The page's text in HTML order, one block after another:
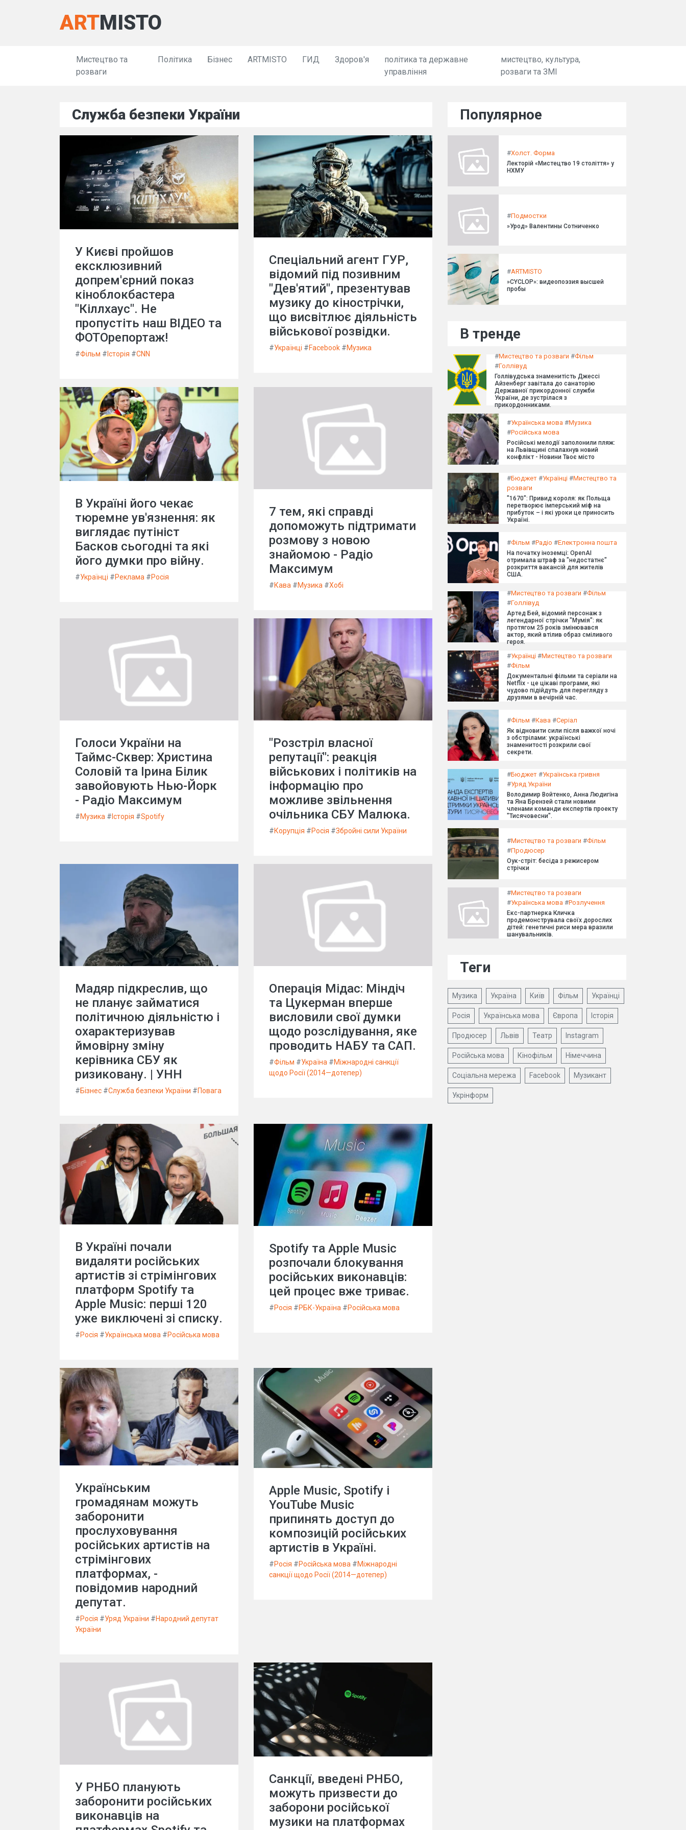
ARTMISTO
Мистецтво та
розваги
Політика Бізнес ARTMISTO ГИД Здоров'я
політика та державне
управління
мистецтво, культура,
розваги та ЗМІ
Служба безпеки України
У Києві пройшов
ексклюзивний
допрем'єрний показ
кіноблокбастера
"Кіллхаус". Не
пропустіть наш ВІДЕО та
ФОТОрепортаж!
#Фільм # Історія #CNN
Спеціальний агент ГУР,
відомий під позивним
"Дев'ятий", презентував
музику до кінострічки,
що висвітлює діяльність
військової розвідки.
#Українці #Facebook #Музика
В Україні його чекає
тюремне ув'язнення: як
виглядає путініст
Басков сьогодні та які
його думки про війну.
#Українці #Реклама #Росія
7 тем, які справді
допоможуть підтримати
розмову з новою
знайомою - Радіо
Максимум
#Кава #Музика #Хобі
Голоси України на
Таймс-Сквер: Христина
Соловій та Ірина Білик
завойовують Нью-Йорк
- Радіо Максимум
#Музика # Історія #Spotify
"Розстріл власної
репутації": реакція
військових і політиків на
інформацію про
можливе звільнення
очільника СБУ Малюка.
#Корупція #Росія #Збройні сили України
Мадяр підкреслив, що
не планує займатися
політичною діяльністю і
охарактеризував
ймовірну зміну
керівника СБУ як
ризиковану. | УНН
#Бізнес #Служба безпеки України #Повага
Операція Мідас: Міндіч
та Цукерман вперше
висловили свої думки
щодо розслідування, яке
проводить НАБУ та САП.
#Фільм #Україна #Міжнародні санкції
щодо Росії (2014—дотепер)
В Україні почали
видаляти російських
артистів зі стрімінгових
платформ Spotify та
Apple Music: перші 120
уже виключені зі списку.
#Росія #Українська мова #Російська мова
Spotify та Apple Music
розпочали блокування
російських виконавців:
цей процес вже триває.
#Росія #РБК-Україна #Російська мова
Українським
громадянам можуть
заборонити
прослуховування
російських артистів на
стрімінгових
платформах, -
повідомив народний
депутат.
#Росія #Уряд України #Народний депутат
України
Apple Music, Spotify і
YouTube Music
припинять доступ до
композицій російських
артистів в Україні.
#Росія #Російська мова #Міжнародні
санкції щодо Росії (2014—дотепер)
У РНБО планують
заборонити російських
виконавців на
Санкції, введені РНБО,
можуть призвести до
заборони російської
музики на платформах
Популярное
#Холст. Форма
Лекторій «Мистецтво 19 століття» у
НХМУ
#Подмостки
»Урод» Валентины Сотниченко
#ARTMISTO
»CYCLOP»: видеопоэзия высшей
пробы
В тренде
#Мистецтво та розваги #Фільм
#Голлівуд
Голлівудська знаменитість Джессі
Айзенберг завітала до санаторію
Державної прикордонної служби
України, де зустрілася з
прикордонниками.
#Українська мова #Музика
#Російська мова
Російські мелодії заполонили пляж:
на Львівщині спалахнув новий
конфлікт - Новини Твоє місто
#Бюджет #Українці #Мистецтво та
розваги
"1670": Привид короля: як Польща
перетворює імперський міф на
прибуток – і які уроки це приносить
Україні.
#Фільм #Радіо #Електронна пошта
На початку іноземці: OpenAI
отримала штраф за "недостатнє"
розкриття вакансій для жителів
США.
#Мистецтво та розваги #Фільм
#Голлівуд
Артед Бей, відомий персонаж з
легендарної стрічки "Мумія": як
протягом 25 років змінювався
актор, який втілив образ сміливого
героя.
#Українці #Мистецтво та розваги
#Фільм
Документальні фільми та серіали на
Netflix - це цікаві програми, які
чудово підійдуть для перегляду з
друзями в вечірній час.
#Фільм #Кава #Серіал
Як відновити сили після важкої ночі
з обстрілами: українські
знаменитості розкрили свої
секрети.
#Бюджет #Українська гривня
#Уряд України
Володимир Войтенко, Анна Людигіна
та Яна Брензей стали новими
членами команди експертів проекту
"Тисячовесни".
#Мистецтво та розваги #Фільм
#Продюсер
Оук-стріт: бесіда з режисером
стрічки
#Мистецтво та розваги
#Українська мова #Розлучення
Екс-партнерка Кличка
продемонструвала своїх дорослих
дітей: генетичні риси мера вразили
шанувальників.
Теги
Музика Україна Київ Фільм Українці
Росія Українська мова Європа Історія
Продюсер Львів Театр Instagram
Російська мова Кінофільм Німеччина
Соціальна мережа Facebook Музикант
Укрінформ